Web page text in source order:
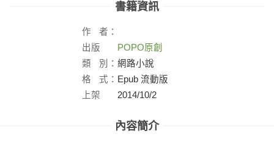
書籍資訊
作
者：
出版
社：
POPO原創
類
別： 網路小說
格
式： Epub 流動版
上架
2014/10/2
內容簡介